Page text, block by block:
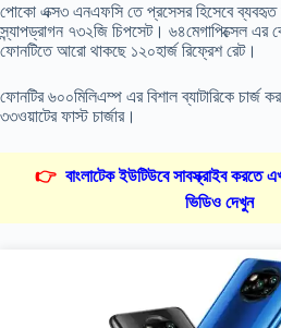
পোকো এক্স৩ এনএফসি তে প্রসেসর হিসেবে ব্যবহৃত
স্ন্যাপড্রাগন ৭৩২জি চিপসেট। ৬৪মেগাপিক্সেল এর
ফোনটিতে আরো থাকছে ১২০হার্জ রিফ্রেশ রেট।
ফোনটির ৬০০মিলিএম্প এর বিশাল ব্যাটারিকে চার্জ
৩৩ওয়াটের ফাস্ট চার্জার।
👉 বাংলাটেক ইউটিউবে সাবস্ক্রাইব করতে
ভিডিও দেখুন